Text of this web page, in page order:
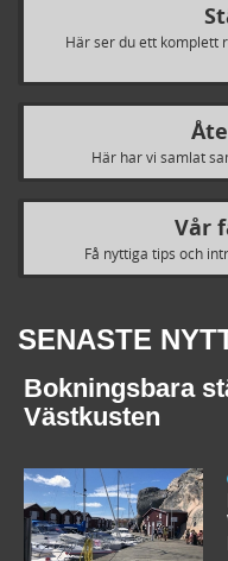
Här ser du ett komplett
Här har vi samlat
Vår
Få nyttiga tips och
SENASTE
Bokningsbara
Västkusten